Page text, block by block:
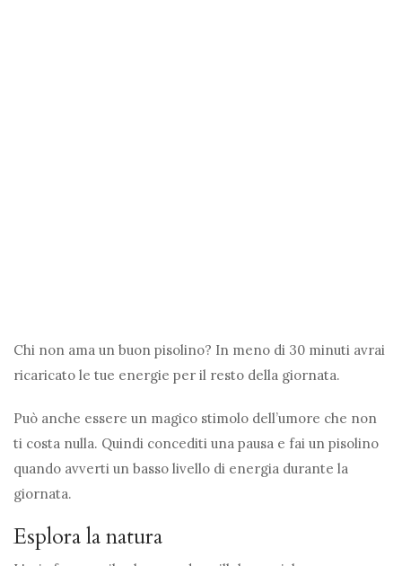
Chi non ama un buon pisolino? In meno di 30 minuti avrai
ricaricato le tue energie per il resto della giornata.
Può anche essere un magico stimolo dell’umore che non
ti costa nulla. Quindi concediti una pausa e fai un pisolino
quando avverti un basso livello di energia durante la
giornata.
Esplora la natura